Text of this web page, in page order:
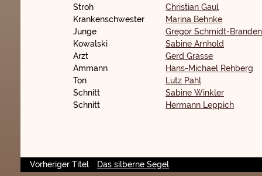
Stroh
Christian Gaul
Krankenschwester
Marina Behnke
Junge
Gregor Schmidt-Branden
Kowalski
Sabine Arnhold
Arzt
Gerd Grasse
Ammann
Hans-Michael Rehberg
Ton
Lutz Pahl
Schnitt
Sabine Winkler
Schnitt
Hermann Leppich
Vorheriger Titel Das silberne Segel